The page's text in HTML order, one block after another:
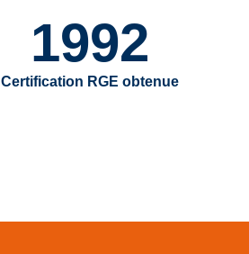
1992
Certification RGE obtenue